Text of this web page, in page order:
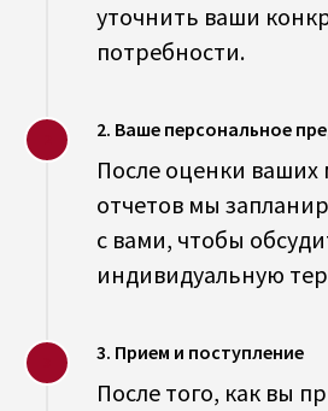
уточнить ваши
потребности.
2. Ваше персональное
После оценки
отчетов мы
с вами, чтобы
индивидуальную
3. Прием и поступление
После того, как вы